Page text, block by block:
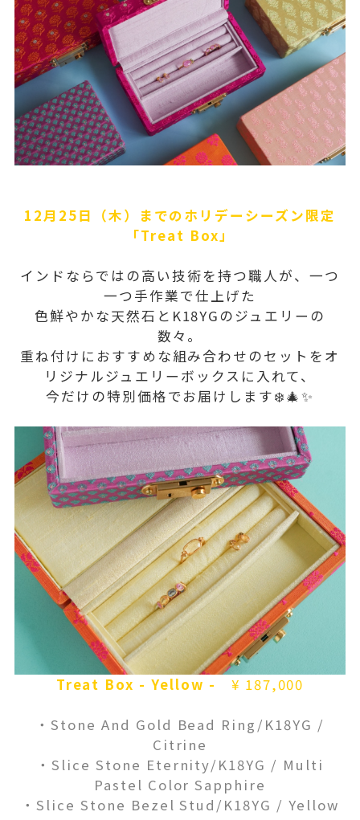
12月25日（木）までのホリデーシーズン限定
「Treat Box」
インドならではの高い技術を持つ職人が、一つ
一つ手作業で仕上げた
色鮮やかな天然石とK18YGのジュエリーの
数々。
重ね付けにおすすめな組み合わせのセットをオ
リジナルジュエリーボックスに入れて、
今だけの特別価格でお届けします❄️🎄✨
Treat Box - Yellow - ¥ 187,000
・Stone And Gold Bead Ring/K18YG /
Citrine
・Slice Stone Eternity/K18YG / Multi
Pastel Color Sapphire
・Slice Stone Bezel Stud/K18YG / Yellow